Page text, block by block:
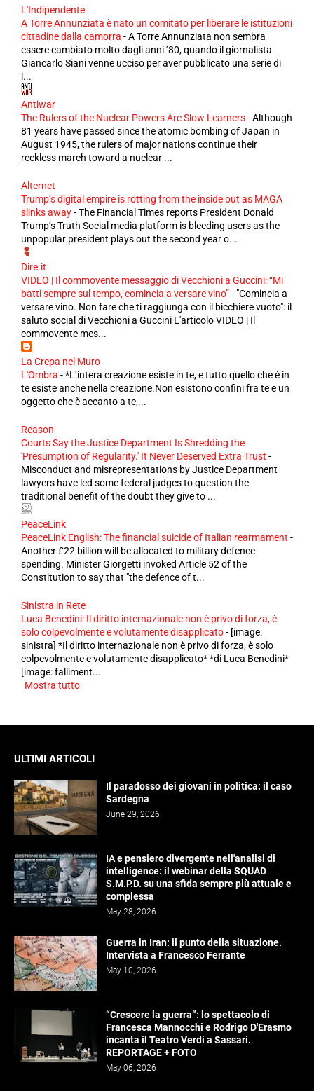
L'Indipendente
A Torre Annunziata è nato un comitato per liberare le istituzioni
cittadine dalla camorra -A Torre Annunziata non sembra
essere cambiato molto dagli anni ’80, quando il giornalista
Giancarlo Siani venne ucciso per aver pubblicato una serie di
i...
Antiwar
The Rulers of the Nuclear Powers Are Slow Learners-Although
81 years have passed since the atomic bombing of Japan in
August 1945, the rulers of major nations continue their
reckless march toward a nuclear ...
Alternet
Trump’s digital empire is rotting from the inside out as MAGA
slinks away-The Financial Times reports President Donald
Trump’s Truth Social media platform is bleeding users as the
unpopular president plays out the second year o...
Dire.it
VIDEO | Il commovente messaggio di Vecchioni a Guccini: “Mi
batti sempre sul tempo, comincia a versare vino”- "Comincia a
versare vino. Non fare che ti raggiunga con il bicchiere vuoto": il
saluto social di Vecchioni a Guccini L'articolo VIDEO | Il
commovente mes...
La Crepa nel Muro
L'Ombra -*L’intera creazione esiste in te, e tutto quello che è in
te esiste anche nella creazione.Non esistono confini fra te e un
oggetto che è accanto a te,...
Reason
Courts Say the Justice Department Is Shredding the
'Presumption of Regularity.' It Never Deserved Extra Trust -
Misconduct and misrepresentations by Justice Department
lawyers have led some federal judges to question the
traditional benefit of the doubt they give to ...
PeaceLink
PeaceLink English: The financial suicide of Italian rearmament -
Another £22 billion will be allocated to military defence
spending. Minister Giorgetti invoked Article 52 of the
Constitution to say that "the defence of t...
Sinistra in Rete
Luca Benedini: Il diritto internazionale non è privo di forza, è
solo colpevolmente e volutamente disapplicato- [image:
sinistra] *Il diritto internazionale non è privo di forza, è solo
colpevolmente e volutamente disapplicato* *di Luca Benedini*
[image: falliment...
Mostra tutto
ULTIMI ARTICOLI
Il paradosso dei giovani in politica: il caso
Sardegna
June 29, 2026
IA e pensiero divergente nell'analisi di
intelligence: il webinar della SQUAD
S.M.P.D. su una sfida sempre più attuale e
complessa
May 28, 2026
Guerra in Iran: il punto della situazione.
Intervista a Francesco Ferrante
May 10, 2026
“Crescere la guerra”: lo spettacolo di
Francesca Mannocchi e Rodrigo D'Erasmo
incanta il Teatro Verdi a Sassari.
REPORTAGE + FOTO
May 06, 2026